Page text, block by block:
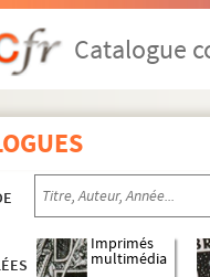
Catalogue
Imprimés
multimédia